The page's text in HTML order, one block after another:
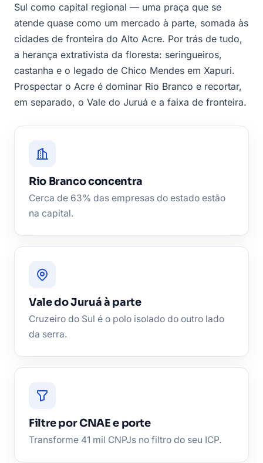
Sul como capital regional — uma praça que se
atende quase como um mercado à parte, somada às
cidades de fronteira do Alto Acre. Por trás de tudo,
a herança extrativista da floresta: seringueiros,
castanha e o legado de Chico Mendes em Xapuri.
Prospectar o Acre é dominar Rio Branco e recortar,
em separado, o Vale do Juruá e a faixa de fronteira.
Rio Branco concentra
Cerca de 63% das empresas do estado estão
na capital.
Vale do Juruá à parte
Cruzeiro do Sul é o polo isolado do outro lado
da serra.
Filtre por CNAE e porte
Transforme 41 mil CNPJs no filtro do seu ICP.